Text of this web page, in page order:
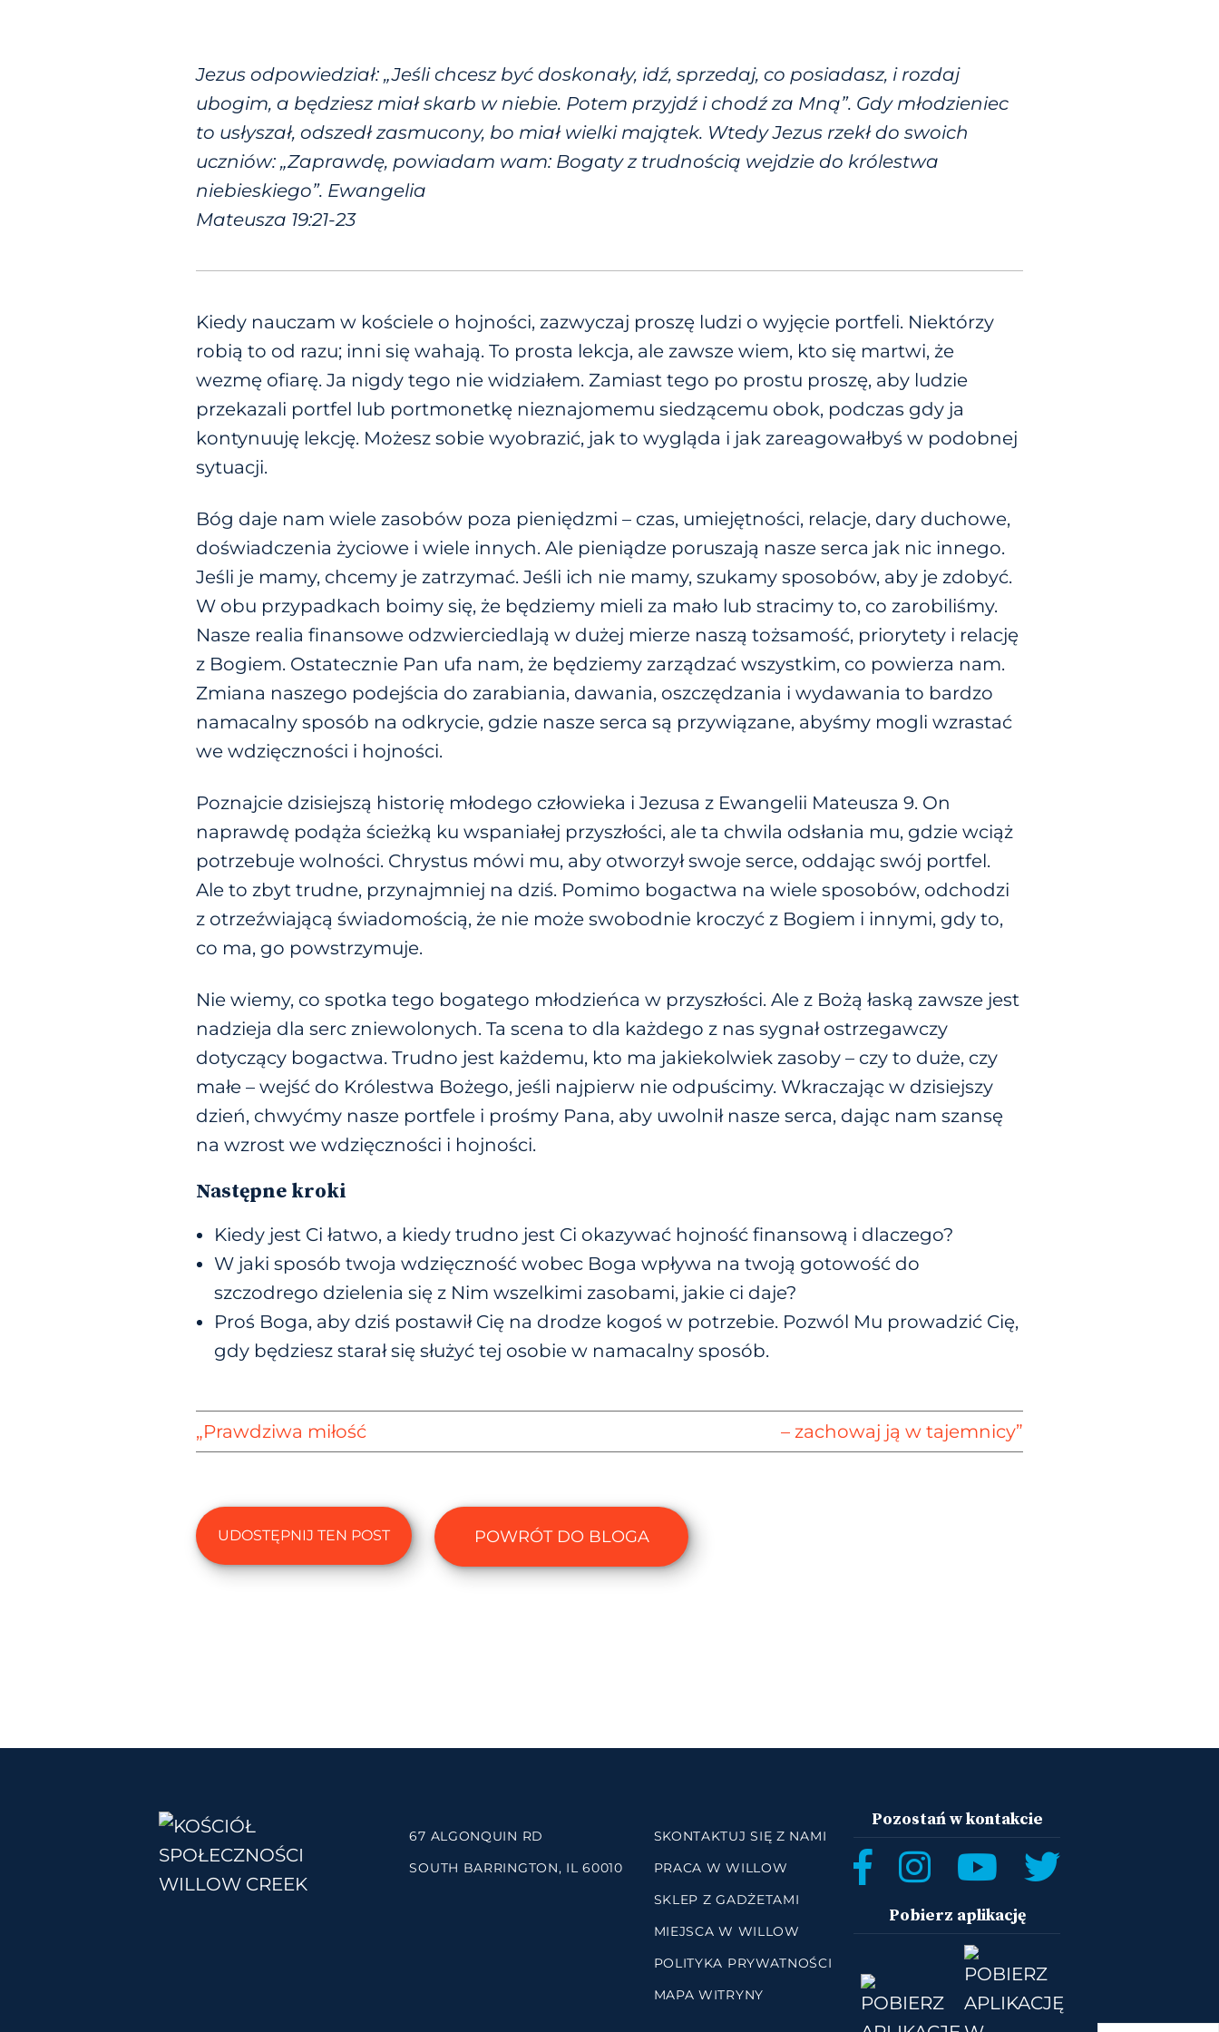
Jezus odpowiedział: „Jeśli chcesz być doskonały, idź, sprzedaj, co posiadasz, i rozdaj
ubogim, a będziesz miał skarb w niebie. Potem przyjdź i chodź za Mną”. Gdy młodzieniec
to usłyszał, odszedł zasmucony, bo miał wielki majątek. Wtedy Jezus rzekł do swoich
uczniów: „Zaprawdę, powiadam wam: Bogaty z trudnością wejdzie do królestwa
niebieskiego”. Ewangelia
Mateusza 19:21-23
Kiedy nauczam w kościele o hojności, zazwyczaj proszę ludzi o wyjęcie portfeli. Niektórzy
robią to od razu; inni się wahają. To prosta lekcja, ale zawsze wiem, kto się martwi, że
wezmę ofiarę. Ja nigdy tego nie widziałem. Zamiast tego po prostu proszę, aby ludzie
przekazali portfel lub portmonetkę nieznajomemu siedzącemu obok, podczas gdy ja
kontynuuję lekcję. Możesz sobie wyobrazić, jak to wygląda i jak zareagowałbyś w podobnej
sytuacji.
Bóg daje nam wiele zasobów poza pieniędzmi – czas, umiejętności, relacje, dary duchowe,
doświadczenia życiowe i wiele innych. Ale pieniądze poruszają nasze serca jak nic innego.
Jeśli je mamy, chcemy je zatrzymać. Jeśli ich nie mamy, szukamy sposobów, aby je zdobyć.
W obu przypadkach boimy się, że będziemy mieli za mało lub stracimy to, co zarobiliśmy.
Nasze realia finansowe odzwierciedlają w dużej mierze naszą tożsamość, priorytety i relację
z Bogiem. Ostatecznie Pan ufa nam, że będziemy zarządzać wszystkim, co powierza nam.
Zmiana naszego podejścia do zarabiania, dawania, oszczędzania i wydawania to bardzo
namacalny sposób na odkrycie, gdzie nasze serca są przywiązane, abyśmy mogli wzrastać
we wdzięczności i hojności.
Poznajcie dzisiejszą historię młodego człowieka i Jezusa z Ewangelii Mateusza 9. On
naprawdę podąża ścieżką ku wspaniałej przyszłości, ale ta chwila odsłania mu, gdzie wciąż
potrzebuje wolności. Chrystus mówi mu, aby otworzył swoje serce, oddając swój portfel.
Ale to zbyt trudne, przynajmniej na dziś. Pomimo bogactwa na wiele sposobów, odchodzi
z otrzeźwiającą świadomością, że nie może swobodnie kroczyć z Bogiem i innymi, gdy to,
co ma, go powstrzymuje.
Nie wiemy, co spotka tego bogatego młodzieńca w przyszłości. Ale z Bożą łaską zawsze jest
nadzieja dla serc zniewolonych. Ta scena to dla każdego z nas sygnał ostrzegawczy
dotyczący bogactwa. Trudno jest każdemu, kto ma jakiekolwiek zasoby – czy to duże, czy
małe – wejść do Królestwa Bożego, jeśli najpierw nie odpuścimy. Wkraczając w dzisiejszy
dzień, chwyćmy nasze portfele i prośmy Pana, aby uwolnił nasze serca, dając nam szansę
na wzrost we wdzięczności i hojności.
Następne kroki
Kiedy jest Ci łatwo, a kiedy trudno jest Ci okazywać hojność finansową i dlaczego?
W jaki sposób twoja wdzięczność wobec Boga wpływa na twoją gotowość do
szczodrego dzielenia się z Nim wszelkimi zasobami, jakie ci daje?
Proś Boga, aby dziś postawił Cię na drodze kogoś w potrzebie. Pozwól Mu prowadzić Cię,
gdy będziesz starał się służyć tej osobie w namacalny sposób.
„Prawdziwa miłość – zachowaj ją w tajemnicy”
UDOSTĘPNIJ TEN POST POWRÓT DO BLOGA
67 ALGONQUIN RD
SOUTH BARRINGTON, IL 60010
SKONTAKTUJ SIĘ Z NAMI
PRACA W WILLOW
SKLEP Z GADŻETAMI
MIEJSCA W WILLOW
POLITYKA PRYWATNOŚCI
MAPA WITRYNY
Pozostań w kontakcie
Pobierz aplikację